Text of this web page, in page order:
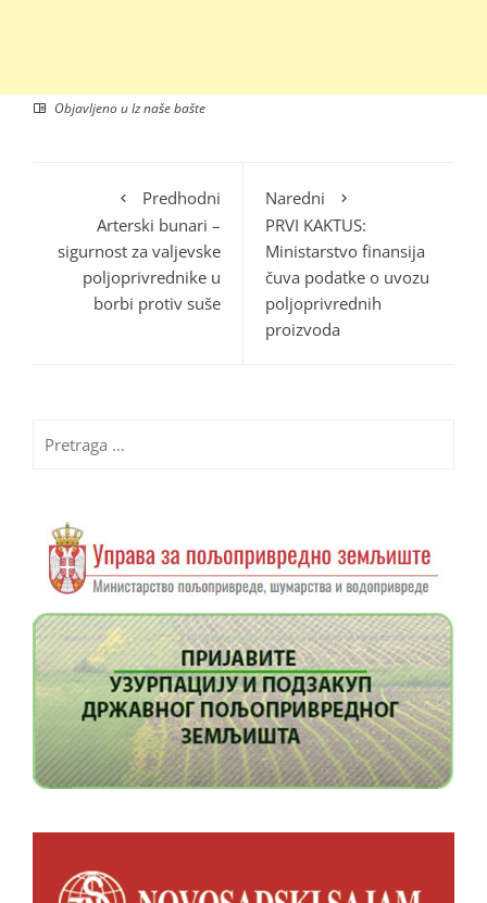
Objavljeno uIz naše bašte
Predhodni
Arterski bunari –
sigurnost za valjevske
poljoprivrednike u
borbi protiv suše
Naredni
PRVI KAKTUS:
Ministarstvo finansija
čuva podatke o uvozu
poljoprivrednih
proizvoda
za: